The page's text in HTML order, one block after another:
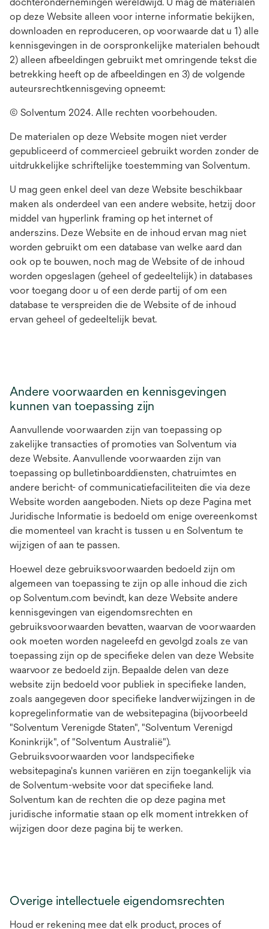
op deze Website alleen voor interne informatie bekijken,
downloaden en reproduceren, op voorwaarde dat u 1) alle
kennisgevingen in de oorspronkelijke materialen behoudt
2) alleen afbeeldingen gebruikt met omringende tekst die
betrekking heeft op de afbeeldingen en 3) de volgende
auteursrechtkennisgeving opneemt:
© Solventum 2024. Alle rechten voorbehouden.
De materialen op deze Website mogen niet verder
gepubliceerd of commercieel gebruikt worden zonder de
uitdrukkelijke schriftelijke toestemming van Solventum.
U mag geen enkel deel van deze Website beschikbaar
maken als onderdeel van een andere website, hetzij door
middel van hyperlink framing op het internet of
anderszins. Deze Website en de inhoud ervan mag niet
worden gebruikt om een database van welke aard dan
ook op te bouwen, noch mag de Website of de inhoud
worden opgeslagen (geheel of gedeeltelijk) in databases
voor toegang door u of een derde partij of om een
database te verspreiden die de Website of de inhoud
ervan geheel of gedeeltelijk bevat.
Andere voorwaarden en kennisgevingen
kunnen van toepassing zijn
Aanvullende voorwaarden zijn van toepassing op
zakelijke transacties of promoties van Solventum via
deze Website. Aanvullende voorwaarden zijn van
toepassing op bulletinboarddiensten, chatruimtes en
andere bericht- of communicatiefaciliteiten die via deze
Website worden aangeboden. Niets op deze Pagina met
Juridische Informatie is bedoeld om enige overeenkomst
die momenteel van kracht is tussen u en Solventum te
wijzigen of aan te passen.
Hoewel deze gebruiksvoorwaarden bedoeld zijn om
algemeen van toepassing te zijn op alle inhoud die zich
op Solventum.com bevindt, kan deze Website andere
kennisgevingen van eigendomsrechten en
gebruiksvoorwaarden bevatten, waarvan de voorwaarden
ook moeten worden nageleefd en gevolgd zoals ze van
toepassing zijn op de specifieke delen van deze Website
waarvoor ze bedoeld zijn. Bepaalde delen van deze
website zijn bedoeld voor publiek in specifieke landen,
zoals aangegeven door specifieke landverwijzingen in de
kopregelinformatie van de websitepagina (bijvoorbeeld
"Solventum Verenigde Staten", "Solventum Verenigd
Koninkrijk", of "Solventum Australië").
Gebruiksvoorwaarden voor landspecifieke
websitepagina's kunnen variëren en zijn toegankelijk via
de Solventum-website voor dat specifieke land.
Solventum kan de rechten die op deze pagina met
juridische informatie staan op elk moment intrekken of
wijzigen door deze pagina bij te werken.
Overige intellectuele eigendomsrechten
Houd er rekening mee dat elk product, proces of